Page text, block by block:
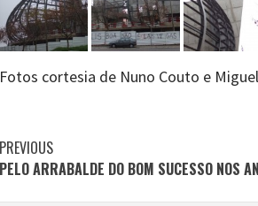
Fotos cortesia de Nuno Couto e
Continue
Reading
PREVIOUS
PELO ARRABALDE DO BOM SUCESSO NOS